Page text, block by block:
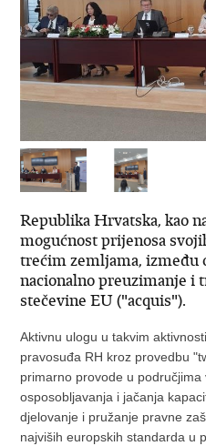
Republika Hrvatska, kao
mogućnost prijenosa
trećim zemljama, između
nacionalno preuzimanje i
stečevine EU ("acquis").
Aktivnu ulogu u takvim
pravosuđa RH kroz provedbu
primarno provode u područjima
osposobljavanja i jačanja
djelovanje i pružanje pravne
najviših europskih standarda u